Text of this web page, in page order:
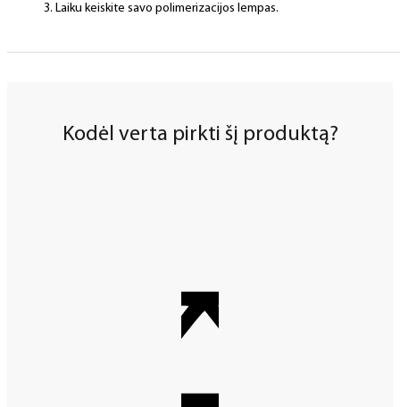
Laiku keiskite savo polimerizacijos lempas.
Kodėl verta pirkti šį produktą?